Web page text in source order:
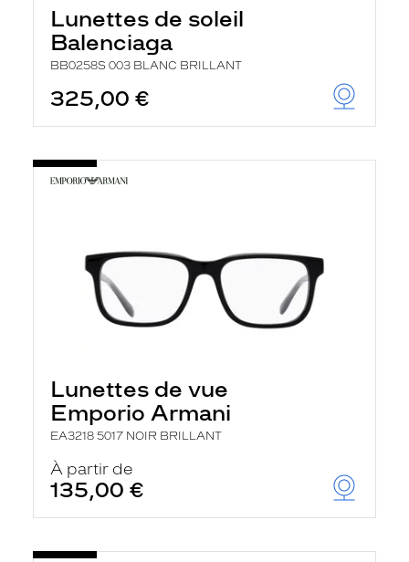
Lunettes de soleil
Balenciaga
BB0258S 003 BLANC BRILLANT
325,00 €
Lunettes de vue
Emporio Armani
EA3218 5017 NOIR BRILLANT
À partir de
135,00 €